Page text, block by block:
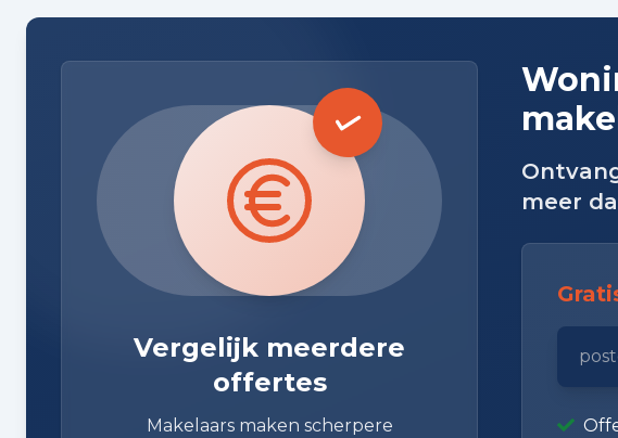
meer
Vergelijk meerdere
offertes
Makelaars maken scherpere